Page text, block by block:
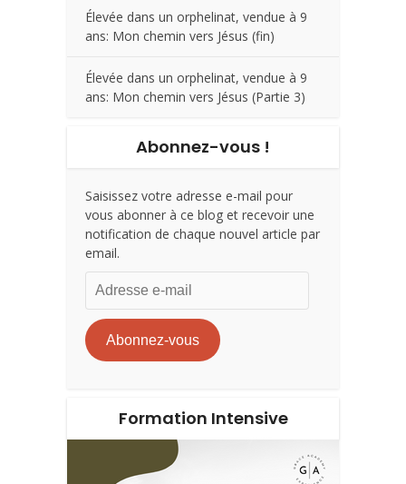
Élevée dans un orphelinat, vendue à 9
ans: Mon chemin vers Jésus (fin)
Élevée dans un orphelinat, vendue à 9
ans: Mon chemin vers Jésus (Partie 3)
Abonnez-vous !
Saisissez votre adresse e-mail pour
vous abonner à ce blog et recevoir une
notification de chaque nouvel article par
email.
Adresse
e-
mail
Abonnez-vous
Formation Intensive